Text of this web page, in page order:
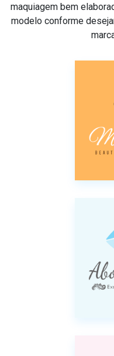
maquiagem bem
modelo conforme